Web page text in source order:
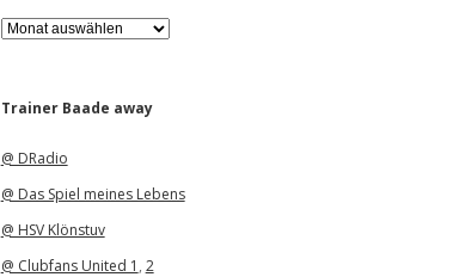
A
r
iTrainer Baade away
@ DRadio
@ Das Spiel meines Lebens
@ HSV Klönstuv
@ Clubfans United 1 , 2